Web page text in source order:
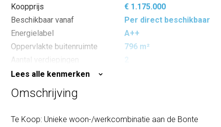
Koopprijs
€ 1.175.000
Beschikbaar vanaf
Per direct beschikbaar
Energielabel
A++
Oppervlakte buitenruimte
796 m²
Aantal verdiepingen
2
Lees alle kenmerken
Omschrijving
Te Koop: Unieke woon-/werkcombinatie aan de Bonte